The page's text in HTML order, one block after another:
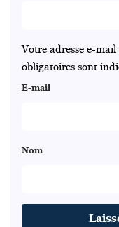
Votre adresse e-
obligatoires sont
Nom
E-mail